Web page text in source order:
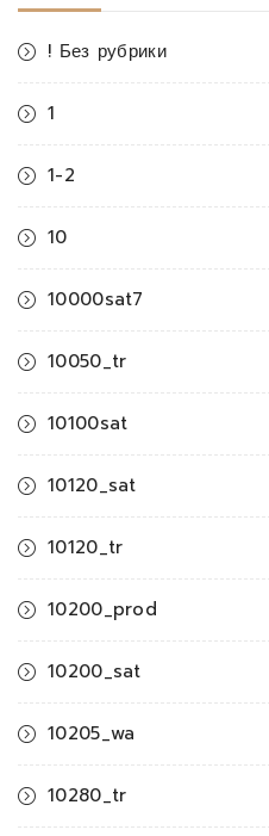
! Без рубрики
1
1-2
10
10000sat7
10050_tr
10100sat
10120_sat
10120_tr
10200_prod
10200_sat
10205_wa
10280_tr